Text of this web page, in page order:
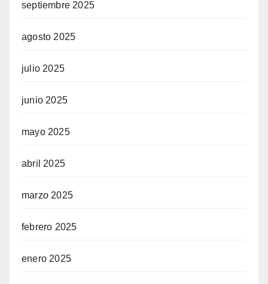
septiembre 2025
agosto 2025
julio 2025
junio 2025
mayo 2025
abril 2025
marzo 2025
febrero 2025
enero 2025